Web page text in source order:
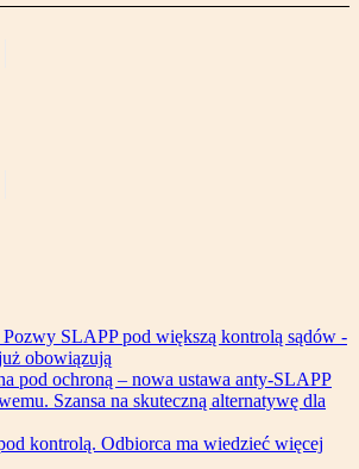
Pozwy SLAPP pod większą kontrolą sądów -
obowiązują
pod ochroną – nowa ustawa anty-SLAPP
Szansa na skuteczną alternatywę dla
kontrolą. Odbiorca ma wiedzieć więcej